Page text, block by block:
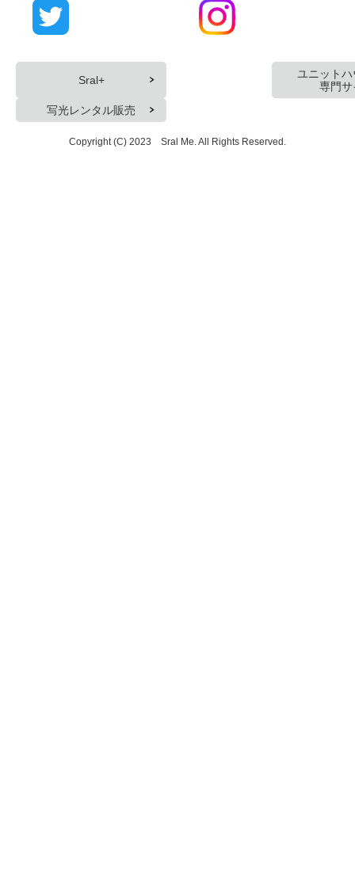
Sral+
ユニット
専門サ
写光レンタル販売
Copyright (C) 2023 Sral Me. All Rights Reserved.